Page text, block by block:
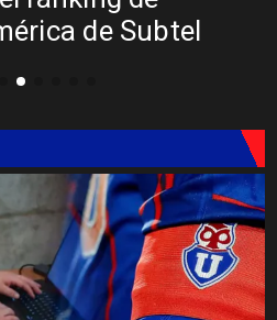
de Subtel